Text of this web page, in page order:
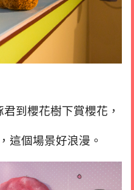
到櫻花樹下賞櫻花，
這個場景好浪漫。